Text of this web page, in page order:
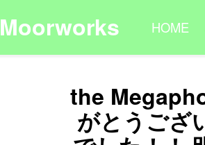
Moorworks HOME
the
がとうござ